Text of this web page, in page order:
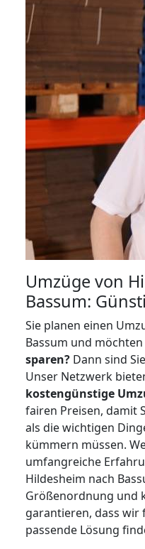
Umzüge von
Bassum:
Sie planen einen
Bassum und
sparen? Dann sind
Unser Netzwerk
kostengünstige
fairen Preisen, damit
als die wichtigen
kümmern müssen.
umfangreiche
Hildesheim nach
Größenordnung und
garantieren, dass wir
passende Lösung